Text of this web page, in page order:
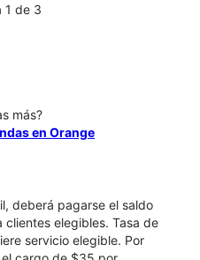
1 de 3
más?
en Orange
deberá pagarse el saldo
elegibles. Tasa de
servicio elegible. Por